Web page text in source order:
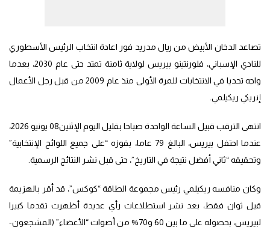
تصاعد الدخان الأبيض من ريال مدريد فور اعادة انتخاب الرئيس الأسطوري
للنادي الإسباني، فلورنتينو بيريس لولاية ثامنة تمتد حتى عام 2030، بعدما
واجه تحديا في الانتخابات للمرة الأولى منذ عام 2009 من قبل رجل الأعمال
إنريكي ريكيلمي.
انتهى الترقب قبيل الساعة الواحدة صباحا بقليل اليوم الإثنين08 يونيو 2026،
عندما احتفل بيريس، البالغ 79 عاما، بفوزه “على جميع اللوائح الإنتخابية”
وتحقيقه “ثاني أفضل نتيجة في التاريخ”، حتى قبل نشر النتائج الرسمية.
وكان منافسه ريكيلمي رئيس مجموعة الطاقة “كوكس”، قد أقر بالهزيمة
قبل ثوان فقط، بعد نشر استطلاعات رأي عديدة أظهرت تقدما كبيرا
لبيريس، بحصوله على ما بين 60 و70% من أصوات “الأعضاء” (المشجعون-